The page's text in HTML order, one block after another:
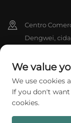
Centro
Dengwei,
+86-
[email
We value
We use cookies
If you don't
cookies.